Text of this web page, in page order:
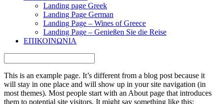
Landing page Greek
Landing Page German
Landing Page – Wines of Greece
Landing Page – Genießen Sie die Reise
ΕΠΙΚΟΙΝΩΝΙΑ
This is an example page. It’s different from a blog post because it
will stay in one place and will show up in your site navigation (in
most themes). Most people start with an About page that introduces
them to potential site visitors. It might say something like this: